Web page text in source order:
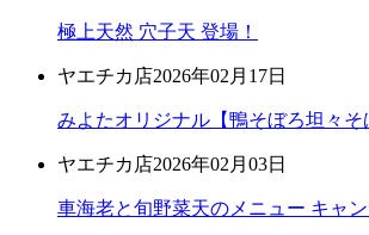
極上天然 穴子天 登場！
ヤエチカ店2026年02月17日
みよたオリジナル【鴨そぼろ坦々そ
ヤエチカ店2026年02月03日
車海老と旬野菜天のメニュー キャ